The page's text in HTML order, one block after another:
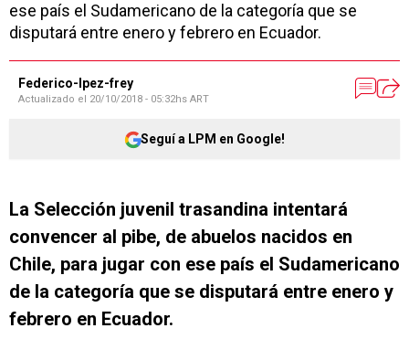
ese país el Sudamericano de la categoría que se
disputará entre enero y febrero en Ecuador.
Federico-lpez-frey
Actualizado el 20/10/2018 - 05:32hs ART
Seguí a LPM en Google!
La Selección juvenil trasandina intentará
convencer al pibe, de abuelos nacidos en
Chile, para jugar con ese país el Sudamericano
de la categoría que se disputará entre enero y
febrero en Ecuador.